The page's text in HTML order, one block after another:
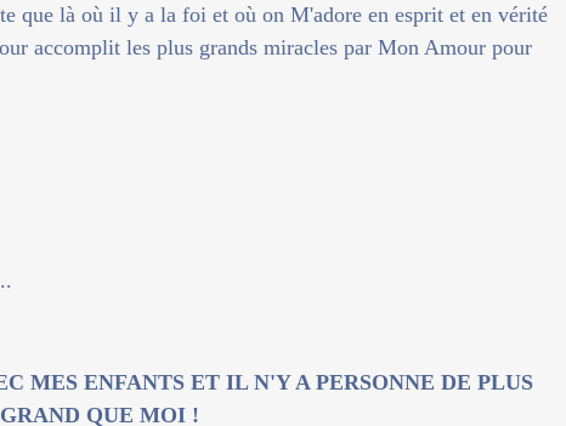
que là où il y a la foi et où on M'adore en esprit et en vérité
accomplit les plus grands miracles par Mon Amour pour
MES ENFANTS ET IL N'Y A PERSONNE DE PLUS
GRAND QUE MOI !